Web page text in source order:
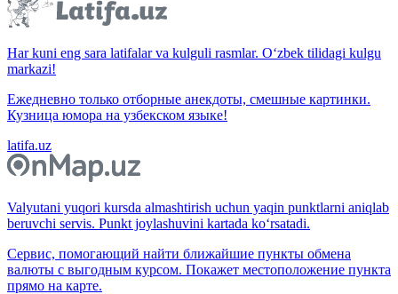
Har kuni eng sara latifalar va kulguli rasmlar. O‘zbek tilidagi kulgu
markazi!
Ежедневно только отборные анекдоты, смешные картинки.
Кузница юмора на узбекском языке!
latifa.uz
Valyutani yuqori kursda almashtirish uchun yaqin punktlarni aniqlab
beruvchi servis. Punkt joylashuvini kartada ko‘rsatadi.
Сервис, помогающий найти ближайшие пункты обмена
валюты с выгодным курсом. Покажет местоположение пункта
прямо на карте.